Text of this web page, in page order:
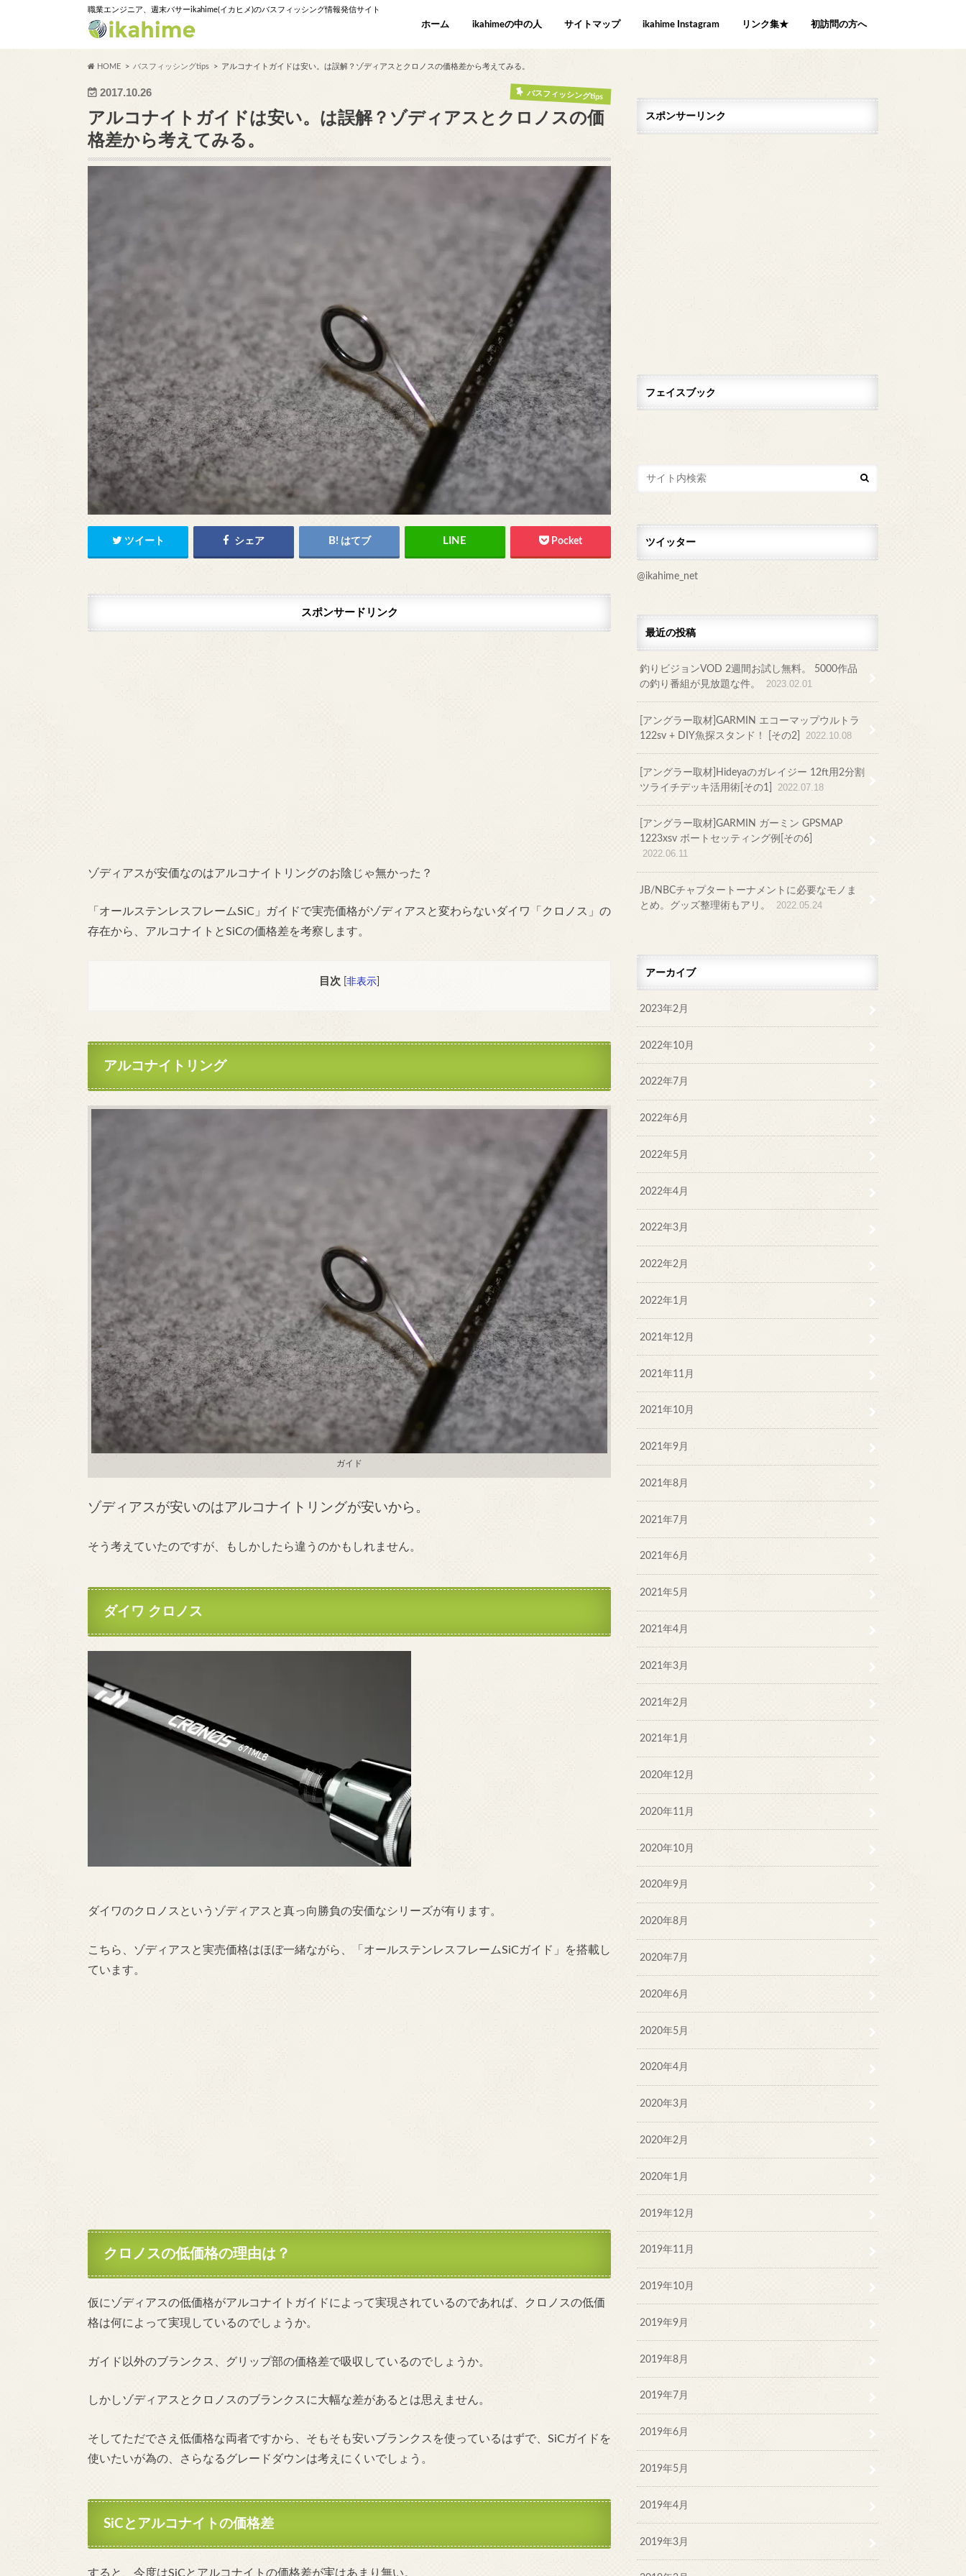
職業エンジニア、週末バサーikahime(イカヒメ)のバスフィッシング情報発信サイト
ホーム ikahimeの中の人 サイトマップ ikahime Instagram リンク集★ 初訪問の方へ
HOME バスフィッシングtips アルコナイトガイドは安い。は誤解？ゾディアスとクロノスの価格差から考えてみる。
2017.10.26 バスフィッシングtips
アルコナイトガイドは安い。は誤解？ゾディアスとクロノスの価
格差から考えてみる。
ツイート シェア はてブ Pocket
スポンサードリンク
ゾディアスが安価なのはアルコナイトリングのお陰じゃ無かった？
「オールステンレスフレームSiC」ガイドで実売価格がゾディアスと変わらないダイワ「クロノス」の
存在から、アルコナイトとSiCの価格差を考察します。
目次 非表示
アルコナイトリング
ガイド
ゾディアスが安いのはアルコナイトリングが安いから。
そう考えていたのですが、もしかしたら違うのかもしれません。
ダイワ クロノス
ダイワのクロノスというゾディアスと真っ向勝負の安価なシリーズが有ります。
こちら、ゾディアスと実売価格はほぼ一緒ながら、「オールステンレスフレームSiCガイド」を搭載し
ています。
クロノスの低価格の理由は？
仮にゾディアスの低価格がアルコナイトガイドによって実現されているのであれば、クロノスの低価
格は何によって実現しているのでしょうか。
ガイド以外のブランクス、グリップ部の価格差で吸収しているのでしょうか。
しかしゾディアスとクロノスのブランクスに大幅な差があるとは思えません。
そしてただでさえ低価格な両者ですから、そもそも安いブランクスを使っているはずで、SiCガイドを
使いたいが為の、さらなるグレードダウンは考えにくいでしょう。
SiCとアルコナイトの価格差
すると、今度はSiCとアルコナイトの価格差が実はあまり無い。
スポンサーリンク
フェイスブック
ツイッター
@ikahime_net
最近の投稿
釣りビジョンVOD 2週間お試し無料。 5000作品
の釣り番組が見放題な件。
2023.02.01
[アングラー取材]GARMIN エコーマップウルトラ
122sv + DIY魚探スタンド！ [その2]
2022.10.08
[アングラー取材]Hideyaのガレイジー 12ft用2分割
ツライチデッキ活用術[その1]
2022.07.18
[アングラー取材]GARMIN ガーミン GPSMAP
1223xsv ボートセッティング例[その6]
2022.06.11
JB/NBCチャプタートーナメントに必要なモノま
とめ。グッズ整理術もアリ。
2022.05.24
アーカイブ
2023年2月
2022年10月
2022年7月
2022年6月
2022年5月
2022年4月
2022年3月
2022年2月
2022年1月
2021年12月
2021年11月
2021年10月
2021年9月
2021年8月
2021年7月
2021年6月
2021年5月
2021年4月
2021年3月
2021年2月
2021年1月
2020年12月
2020年11月
2020年10月
2020年9月
2020年8月
2020年7月
2020年6月
2020年5月
2020年4月
2020年3月
2020年2月
2020年1月
2019年12月
2019年11月
2019年10月
2019年9月
2019年8月
2019年7月
2019年6月
2019年5月
2019年4月
2019年3月